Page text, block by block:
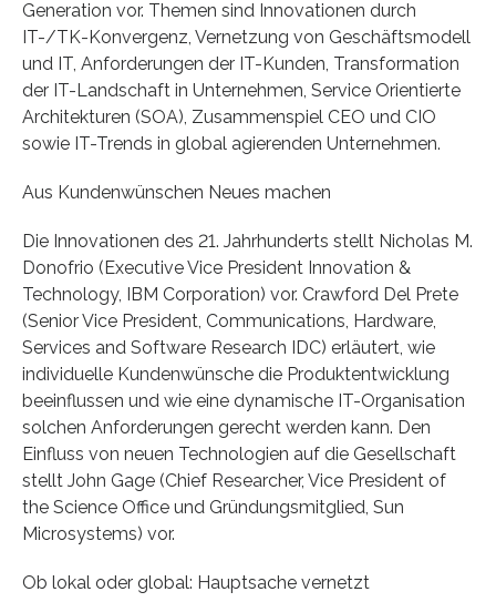
Generation vor. Themen sind Innovationen durch
IT-/TK-Konvergenz, Vernetzung von Geschäftsmodell
und IT, Anforderungen der IT-Kunden, Transformation
der IT-Landschaft in Unternehmen, Service Orientierte
Architekturen (SOA), Zusammenspiel CEO und CIO
sowie IT-Trends in global agierenden Unternehmen.
Aus Kundenwünschen Neues machen
Die Innovationen des 21. Jahrhunderts stellt Nicholas M.
Donofrio (Executive Vice President Innovation &
Technology, IBM Corporation) vor. Crawford Del Prete
(Senior Vice President, Communications, Hardware,
Services and Software Research IDC) erläutert, wie
individuelle Kundenwünsche die Produktentwicklung
beeinflussen und wie eine dynamische IT-Organisation
solchen Anforderungen gerecht werden kann. Den
Einfluss von neuen Technologien auf die Gesellschaft
stellt John Gage (Chief Researcher, Vice President of
the Science Office und Gründungsmitglied, Sun
Microsystems) vor.
Ob lokal oder global: Hauptsache vernetzt